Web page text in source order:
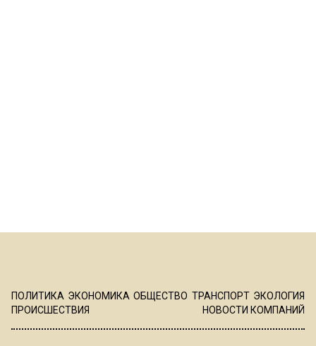
ПОЛИТИКА ЭКОНОМИКА ОБЩЕСТВО ТРАНСПОРТ ЭКОЛОГИЯ
ПРОИСШЕСТВИЯ
НОВОСТИ КОМПАНИЙ